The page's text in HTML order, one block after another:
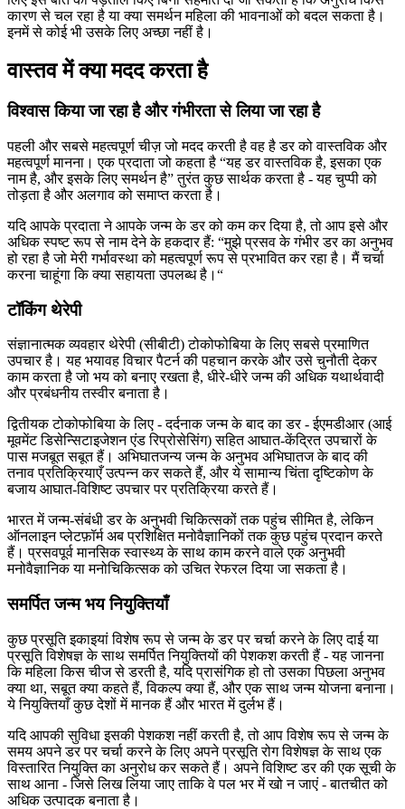
कारण से चल रहा है या क्या समर्थन महिला की भावनाओं को बदल सकता है।
इनमें से कोई भी उसके लिए अच्छा नहीं है।
वास्तव में क्या मदद करता है
विश्वास किया जा रहा है और गंभीरता से लिया जा रहा है
पहली और सबसे महत्वपूर्ण चीज़ जो मदद करती है वह है डर को वास्तविक और
महत्वपूर्ण मानना। एक प्रदाता जो कहता है “यह डर वास्तविक है, इसका एक
नाम है, और इसके लिए समर्थन है” तुरंत कुछ सार्थक करता है - यह चुप्पी को
तोड़ता है और अलगाव को समाप्त करता है।
यदि आपके प्रदाता ने आपके जन्म के डर को कम कर दिया है, तो आप इसे और
अधिक स्पष्ट रूप से नाम देने के हकदार हैं: “मुझे प्रसव के गंभीर डर का अनुभव
हो रहा है जो मेरी गर्भावस्था को महत्वपूर्ण रूप से प्रभावित कर रहा है। मैं चर्चा
करना चाहूंगा कि क्या सहायता उपलब्ध है।“
टॉकिंग थेरेपी
संज्ञानात्मक व्यवहार थेरेपी (सीबीटी) टोकोफोबिया के लिए सबसे प्रमाणित
उपचार है। यह भयावह विचार पैटर्न की पहचान करके और उसे चुनौती देकर
काम करता है जो भय को बनाए रखता है, धीरे-धीरे जन्म की अधिक यथार्थवादी
और प्रबंधनीय तस्वीर बनाता है।
द्वितीयक टोकोफोबिया के लिए - दर्दनाक जन्म के बाद का डर - ईएमडीआर (आई
मूवमेंट डिसेन्सिटाइजेशन एंड रिप्रोसेसिंग) सहित आघात-केंद्रित उपचारों के
पास मजबूत सबूत हैं। अभिघातजन्य जन्म के अनुभव अभिघातज के बाद की
तनाव प्रतिक्रियाएँ उत्पन्न कर सकते हैं, और ये सामान्य चिंता दृष्टिकोण के
बजाय आघात-विशिष्ट उपचार पर प्रतिक्रिया करते हैं।
भारत में जन्म-संबंधी डर के अनुभवी चिकित्सकों तक पहुंच सीमित है, लेकिन
ऑनलाइन प्लेटफ़ॉर्म अब प्रशिक्षित मनोवैज्ञानिकों तक कुछ पहुंच प्रदान करते
हैं। प्रसवपूर्व मानसिक स्वास्थ्य के साथ काम करने वाले एक अनुभवी
मनोवैज्ञानिक या मनोचिकित्सक को उचित रेफरल दिया जा सकता है।
समर्पित जन्म भय नियुक्तियाँ
कुछ प्रसूति इकाइयां विशेष रूप से जन्म के डर पर चर्चा करने के लिए दाई या
प्रसूति विशेषज्ञ के साथ समर्पित नियुक्तियों की पेशकश करती हैं - यह जानना
कि महिला किस चीज से डरती है, यदि प्रासंगिक हो तो उसका पिछला अनुभव
क्या था, सबूत क्या कहते हैं, विकल्प क्या हैं, और एक साथ जन्म योजना बनाना।
ये नियुक्तियाँ कुछ देशों में मानक हैं और भारत में दुर्लभ हैं।
यदि आपकी सुविधा इसकी पेशकश नहीं करती है, तो आप विशेष रूप से जन्म के
समय अपने डर पर चर्चा करने के लिए अपने प्रसूति रोग विशेषज्ञ के साथ एक
विस्तारित नियुक्ति का अनुरोध कर सकते हैं। अपने विशिष्ट डर की एक सूची के
साथ आना - जिसे लिख लिया जाए ताकि वे पल भर में खो न जाएं - बातचीत को
अधिक उत्पादक बनाता है।